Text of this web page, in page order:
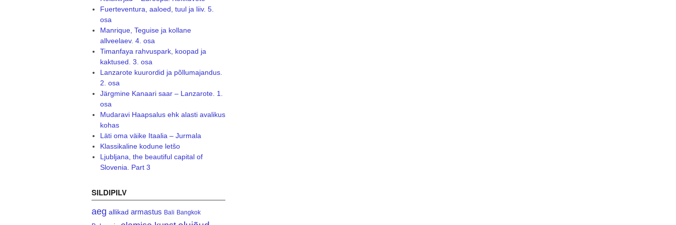
Fuerteventura, aaloed, tuul ja liiv. 5.
osa
Manrique, Teguise ja kollane
allveelaev. 4. osa
Timanfaya rahvuspark, koopad ja
kaktused. 3. osa
Lanzarote kuurordid ja põllumajandus.
2. osa
Järgmine Kanaari saar – Lanzarote. 1.
osa
Mudaravi Haapsalus ehk alasti avalikus
kohas
Läti oma väike Itaalia – Jurmala
Klassikaline kodune letšo
Ljubljana, the beautiful capital of
Slovenia. Part 3
SILDIPILV
aeg allikad armastus Bali Bangkok